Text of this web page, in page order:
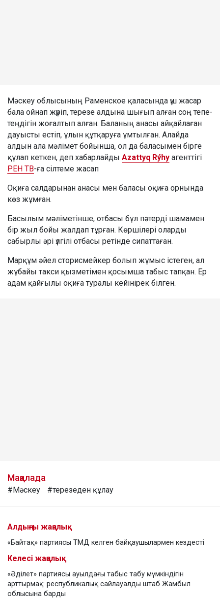
Мәскеу облысының Раменское қаласында үш жасар
бала ойнап жүріп, терезе алдына шығып алған соң тепе-
теңдігін жоғалтып алған. Баланың анасы айқайлаған
дауысты естіп, ұлын құтқаруға ұмтылған. Алайда
алдын ала мәлімет бойынша, ол да баласымен бірге
құлап кеткен, деп хабарлайды Azattyq Rýhy агенттігі
РЕН ТВ-ға сілтеме жасап
Оқиға салдарынан анасы мен баласы оқиға орнында
көз жұмған.
Басылым мәліметінше, отбасы бұл пәтерді шамамен
бір жыл бойы жалдап тұрған. Көршілері оларды
сабырлы әрі үлгілі отбасы ретінде сипаттаған.
Марқұм әйел сторисмейкер болып жұмыс істеген, ал
жұбайы такси қызметімен қосымша табыс тапқан. Ер
адам қайғылы оқиға туралы кейінірек білген.
Мақалада
#Мәскеу #терезеден құлау
Алдыңғы жаңалық
«Байтақ» партиясы ТМД келген байқаушылармен кездесті
Келесі жаңалық
«Әділет» партиясы ауылдағы табыс табу мүмкіндігін
арттырмақ: республикалық сайлауалды штаб Жамбыл
облысына барды